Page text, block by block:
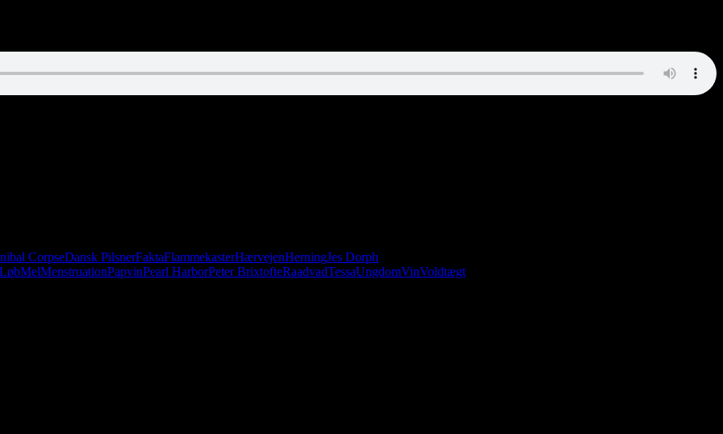
CorpseDansk PilsnerFaktaFlammekasterHærvejenHerningJes Dorph
LøbMelMenstruationPapvinPearl HarborPeter BrixtofteRaadvadTessaUngdomVinVoldtægt